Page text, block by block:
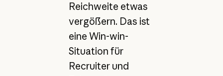
Reichweite etwas
vergößern. Das ist
eine Win-win-
Situation für
Recruiter und